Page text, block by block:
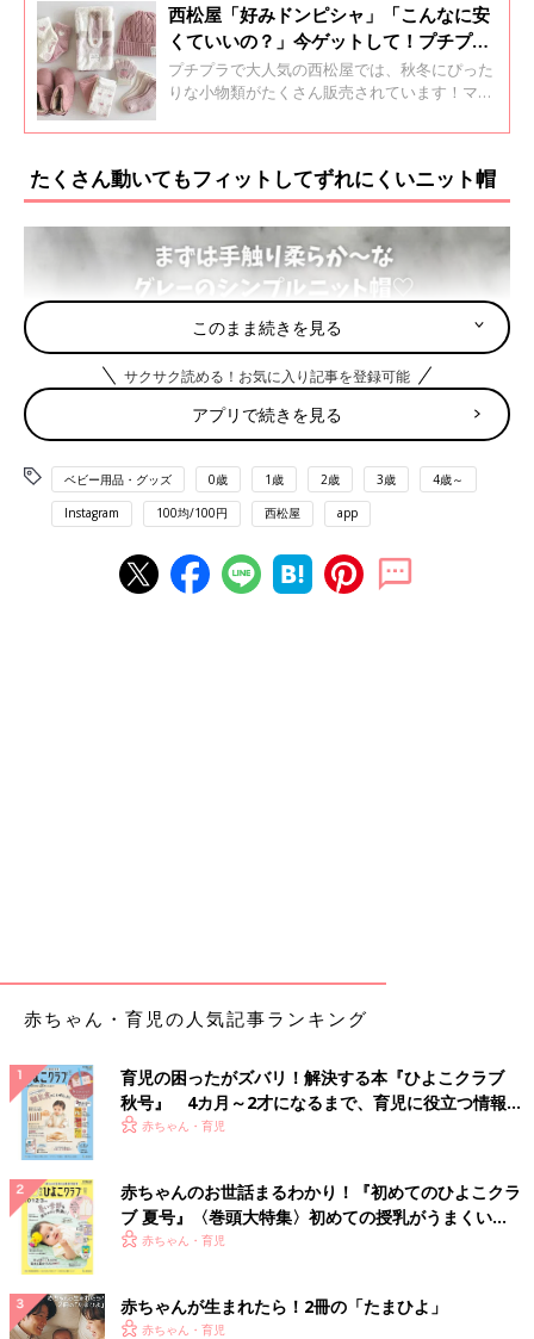
西松屋「好みドンピシャ」「こんなに安
くていいの？」今ゲットして！プチプラ
秋冬小物4選
プチプラで大人気の西松屋では、秋冬にぴった
りな小物類がたくさん販売されています！マフ
の時期に大活躍するものばかり。今回は特に人
ひチェックしてくださいね♪
たくさん動いてもフィットしてずれにくいニット帽
西松屋で発見！ハットもボアで暖かく！
このまま続きを見る
サクサク読める！お気に入り記事を登録可能
アプリで続きを見る
ベビー用品・グッズ 0歳 1歳 2歳 3歳 4歳～
Instagram 100均/100円 西松屋 app
赤ちゃん・育児の人気記事ランキング
育児の困ったがズバリ！解決する本『ひよこクラブ
秋号』 4カ月～2才になるまで、育児に役立つ情報が
いっぱい！
赤ちゃん・育児
赤ちゃんのお世話まるわかり！『初めてのひよこクラ
ブ 夏号』〈巻頭大特集〉初めての授乳がうまくい
く！ おっぱい・ミルクの基本と夏のトラブル 解決テ
赤ちゃん・育児
赤ちゃんが生まれたら！2冊の「たまひよ」
赤ちゃん・育児